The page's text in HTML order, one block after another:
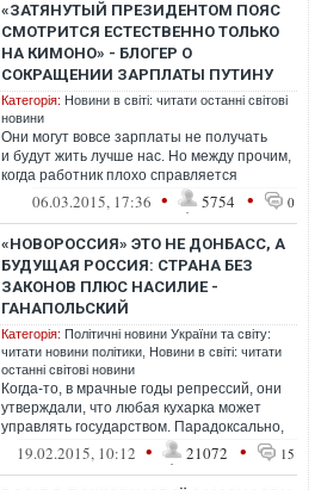
«ЗАТЯНУТЫЙ ПРЕЗИДЕНТОМ ПОЯС
СМОТРИТСЯ ЕСТЕСТВЕННО ТОЛЬКО
НА КИМОНО» - БЛОГЕР О
СОКРАЩЕНИИ ЗАРПЛАТЫ ПУТИНУ
Категорія: Новини в світі: читати останні світові
новини
Они могут вовсе зарплаты не получать
и будут жить лучше нас. Но между прочим,
когда работник плохо справляется
со своими обязаннос...
06.03.2015, 17:36 • 5754 • 0
«НОВОРОССИЯ» ЭТО НЕ ДОНБАСС, А
БУДУЩАЯ РОССИЯ: СТРАНА БЕЗ
ЗАКОНОВ ПЛЮС НАСИЛИЕ -
ГАНАПОЛЬСКИЙ
Категорія: Політичні новини України та світу:
читати новини політики Новини в світі: читати
останні світові новини
Когда-то, в мрачные годы репрессий, они
утверждали, что любая кухарка может
управлять государством. Парадоксально,
но именно сейчас коммунистические к...
19.02.2015, 10:12 • 21072 • 15